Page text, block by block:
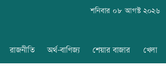
শনিবার ০৮ আগস্ট ২০২৬
রাজনীতি অর্থ-বাণিজ্য শেয়ার বাজার খেলা